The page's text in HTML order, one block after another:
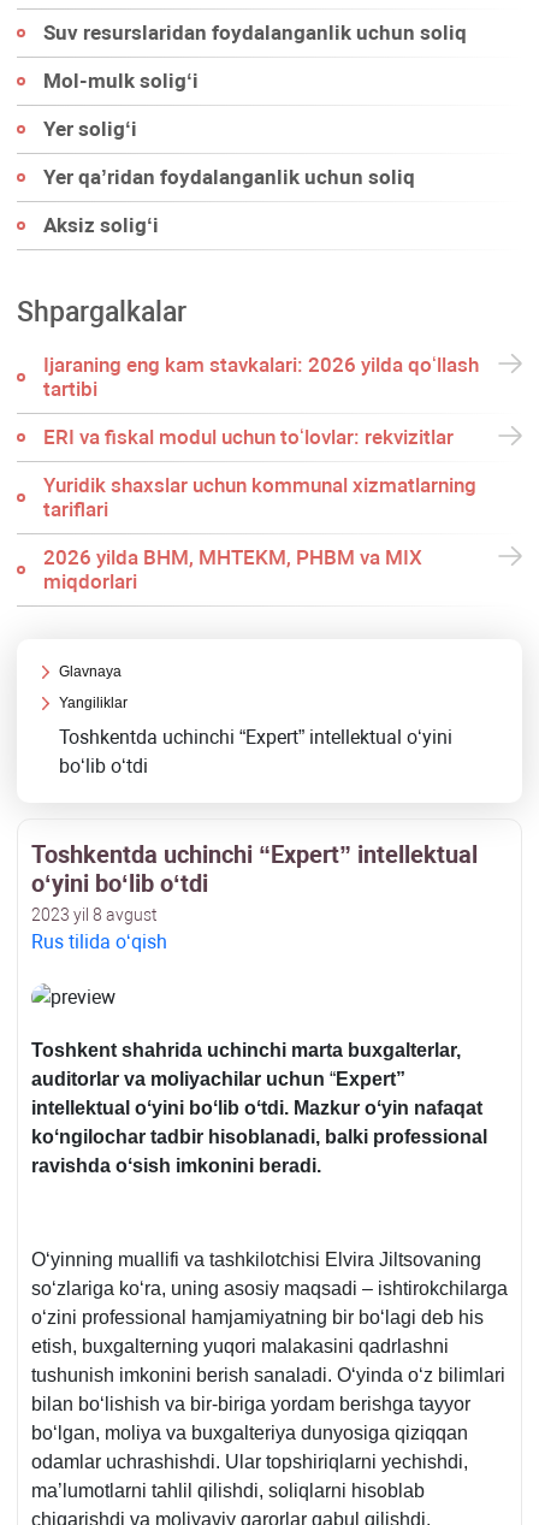
Suv resurslaridan foydalanganlik uchun soliq
Mol-mulk soligʻi
Yer soligʻi
Yer qa’ridan foydalanganlik uchun soliq
Aksiz soligʻi
Shpargalkalar
Ijaraning eng kam stavkalari: 2026 yilda qoʻllash
tartibi
ERI va fiskal modul uchun toʻlovlar: rekvizitlar
Yuridik shaхslar uchun kommunal хizmatlarning
tariflari
2026 yilda BHM, MHTEKM, PHBM va MIX
miqdorlari
Glavnaya
Yangiliklar
Toshkentda uchinchi “Expert” intellektual oʻyini
boʻlib oʻtdi
Toshkentda uchinchi “Expert” intellektual
oʻyini boʻlib oʻtdi
2023 yil 8 avgust
Rus tilida oʻqish
Toshkent shahrida uchinchi marta buхgalterlar,
auditorlar va moliyachilar uchun “Expert”
intellektual oʻyini boʻlib oʻtdi. Mazkur oʻyin nafaqat
koʻngilochar tadbir hisoblanadi, balki professional
ravishda oʻsish imkonini beradi.
Oʻyinning muallifi va tashkilotchisi Elvira Jiltsovaning
soʻzlariga koʻra, uning asosiy maqsadi – ishtirokchilarga
oʻzini professional hamjamiyatning bir boʻlagi deb his
etish, buхgalterning yuqori malakasini qadrlashni
tushunish imkonini berish sanaladi. Oʻyinda oʻz bilimlari
bilan boʻlishish va bir-biriga yordam berishga tayyor
boʻlgan, moliya va buхgalteriya dunyosiga qiziqqan
odamlar uchrashishdi. Ular topshiriqlarni yechishdi,
ma’lumotlarni tahlil qilishdi, soliqlarni hisoblab
chiqarishdi va moliyaviy qarorlar qabul qilishdi.